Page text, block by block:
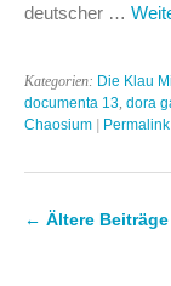
deutscher …
Kategorien: Die Klau
documenta 13 dora
Chaosium | Permalink
← Ältere Beiträge